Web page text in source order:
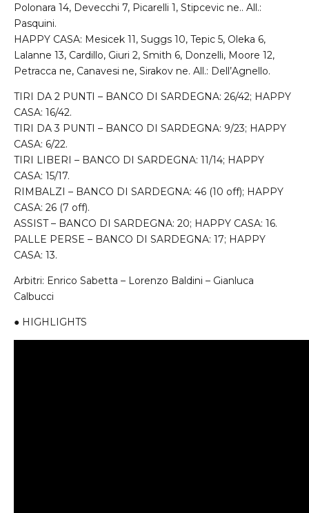
Polonara 14, Devecchi 7, Picarelli 1, Stipcevic ne.. All.:
Pasquini.
HAPPY CASA: Mesicek 11, Suggs 10, Tepic 5, Oleka 6,
Lalanne 13, Cardillo, Giuri 2, Smith 6, Donzelli, Moore 12,
Petracca ne, Canavesi ne, Sirakov ne. All.: Dell’Agnello.
TIRI DA 2 PUNTI – BANCO DI SARDEGNA: 26/42; HAPPY
CASA: 16/42.
TIRI
DA 3 PUNTI – BANCO DI SARDEGNA: 9/23; HAPPY
CASA: 6/22.
TIRI
LIBERI – BANCO DI SARDEGNA: 11/14; HAPPY
CASA: 15/17.
RIMBALZI – BANCO DI SARDEGNA: 46 (10 off); HAPPY
CASA: 26 (7 off).
ASSIST– BANCO DI SARDEGNA: 20; HAPPY CASA: 16.
PALLE PERSE – BANCO DI SARDEGNA: 17; HAPPY
CASA: 13.
Arbitri: Enrico Sabetta – Lorenzo Baldini – Gianluca
Calbucci
● HIGHLIGHTS